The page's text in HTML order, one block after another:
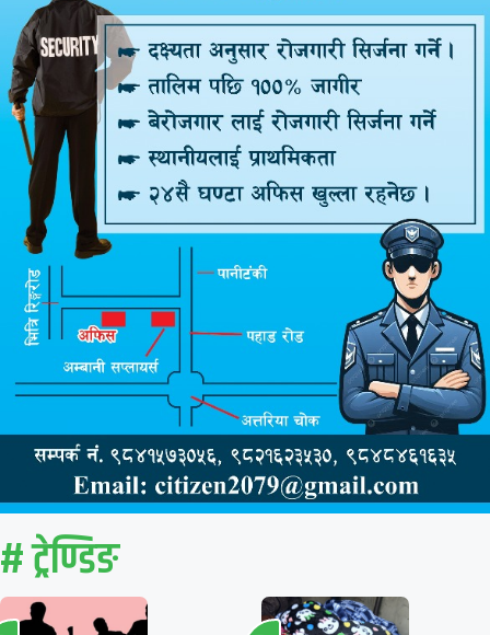
# ट्रेण्डिङ